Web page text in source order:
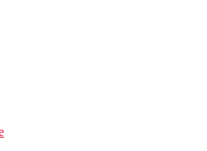
cu vedere la ocean:
vedere la ocean: